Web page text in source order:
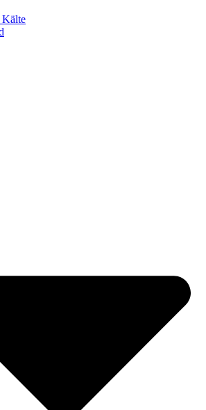
Kälte